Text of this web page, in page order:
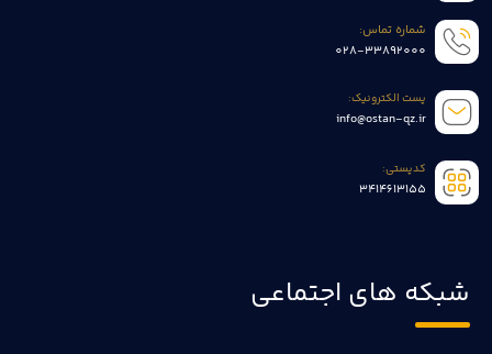
شماره تماس:
028-33892000
پست الکترونیک:
info@ostan-qz.ir
کدپستی:
3414613155
شبکه های اجتماعی